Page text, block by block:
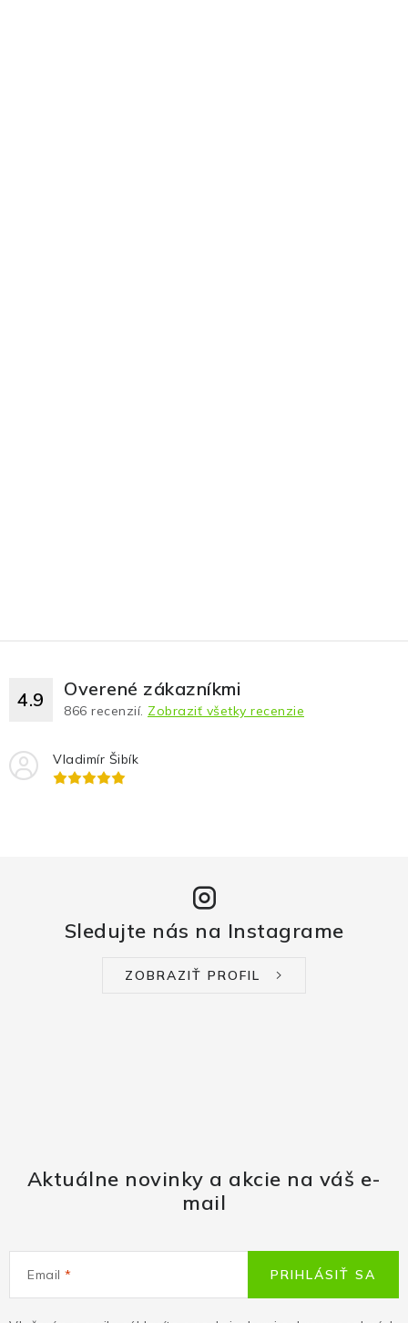
4.9 Overené zákazníkmi
866 recenzií. Zobraziť všetky recenzie
Vladimír Šibík
Sledujte nás na Instagrame
ZOBRAZIŤ PROFIL
Aktuálne novinky a akcie na váš e-
mail
Email PRIHLÁSIŤ SA